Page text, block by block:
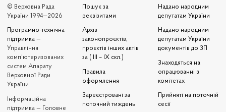
© Верховна Рада
України 1994—2026
Програмно-технічна
підтримка —
Управління
комп'ютеризованих
систем Апарату
Верховної Ради
України
Iнформаційна
підтримка — Головне
Пошук за
реквізитами
Архів
законопроєктів,
проєктів інших актів
за ( III – IX скл.)
Правила
оформлення
Зареєстровані за
поточний тиждень
Надано народним
депутатам України
Надано народним
депутатам України
документів до ЗП
Знаходяться на
опрацюванні в
комітетах
Прийняті на поточній
сесії